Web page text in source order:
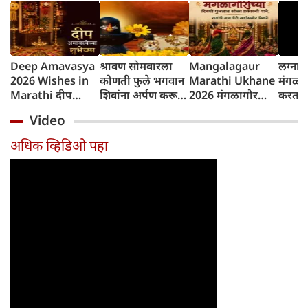
Deep Amavasya
2026 Wishes in
Marathi दीप
श्रावण सोमवारला
कोणती फुले भगवान
शिवांना अर्पण करू
Mangalagaur
Marathi Ukhane
2026 मंगळागौर
कारण
Video
अधिक व्हिडिओ पहा